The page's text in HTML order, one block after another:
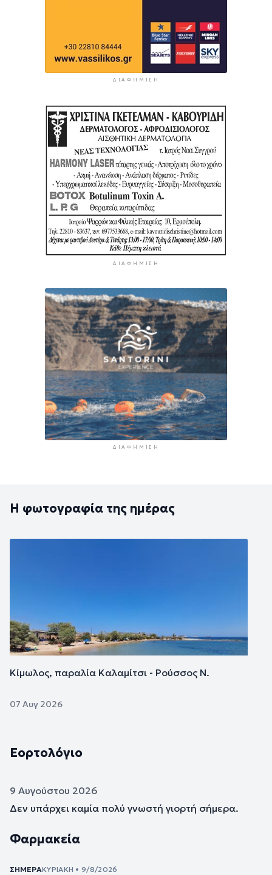
ΔΙΑΦΉΜΙΣΗ
ΔΙΑΦΉΜΙΣΗ
ΔΙΑΦΉΜΙΣΗ
Η φωτογραφία της ημέρας
Κίμωλος, παραλία Καλαμίτσι - Ρούσσος Ν.
07 Αυγ 2026
Εορτολόγιο
9 Αυγούστου 2026
Δεν υπάρχει καμία πολύ γνωστή γιορτή σήμερα.
Φαρμακεία
ΣΉΜΕΡΑΚΥΡΙΑΚΉ • 9/8/2026